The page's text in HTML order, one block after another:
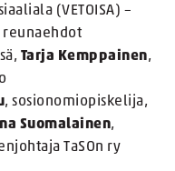
(VETOISA) –
reunaehdot
Tarja Kemppainen,
, sosionomiopiskelija,
Suomalainen,
TaSOn ry